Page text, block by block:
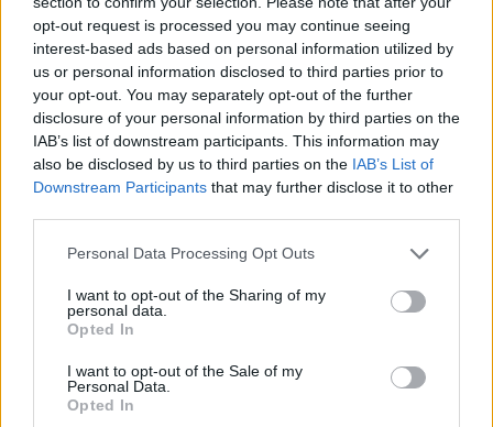
opt-out request is processed you may continue seeing
interest-based ads based on personal information utilized by
us or personal information disclosed to third parties prior to
your opt-out. You may separately opt-out of the further
disclosure of your personal information by third parties on the
IAB’s list of downstream participants. This information may
also be disclosed by us to third parties on the IAB’s List of
Downstream Participants that may further disclose it to other
Please note that this website/app uses one or more Google
not limited to your visit or usage behaviour. You may click to
grant or deny consent to Google and its third-party tags to
use your data for below specified purposes in below Google
consent section.
Personal Data Processing Opt Outs
I want to opt-out of the Sharing of my
personal data.
Opted In
I want to opt-out of the Sale of my
Personal Data.
Opted In
Project bond negli stadi: metodo di due diligence completo
Edoardo Vitali · 6 Ago 2026
INVESTIMENTI